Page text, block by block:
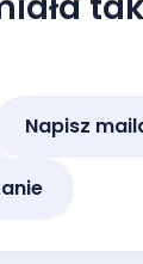
Napisz